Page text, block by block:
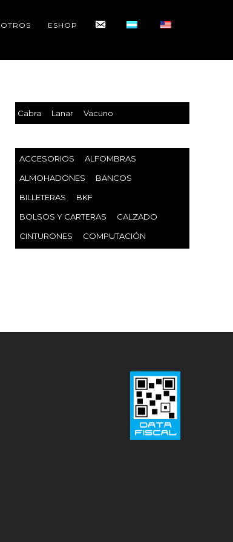
ESHOP CONTACTO
Cabra Lanar Vacuno
ACCESORIOS
ALFOMBRAS
ALMOHADONES
BANCOS
BILLETERAS
BKF
BOLSOS Y CARTERAS
CALZADO
CINTURONES
COMPUTACIÓN